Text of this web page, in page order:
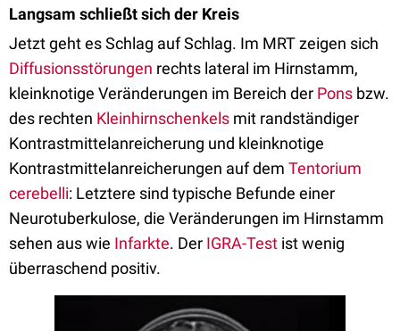
Langsam schließt sich der Kreis
Jetzt geht es Schlag auf Schlag. Im MRT zeigen sich
Diffusionsstörungen rechts lateral im Hirnstamm,
kleinknotige Veränderungen im Bereich der Pons bzw.
des rechten Kleinhirnschenkels mit randständiger
Kontrastmittelanreicherung und kleinknotige
Kontrastmittelanreicherungen auf dem Tentorium
cerebelli: Letztere sind typische Befunde einer
Neurotuberkulose, die Veränderungen im Hirnstamm
sehen aus wie Infarkte. Der IGRA-Test ist wenig
überraschend positiv.